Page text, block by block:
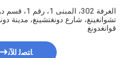
الغرفة 302،
تشوانغينغ، شارع دونغتشينغ، مدينة
قوانغدونغ
ﺎﺘﺼﻟ ﺍﻶﻧ